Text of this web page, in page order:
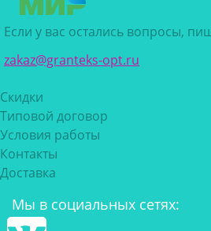
Если у вас остались вопросы,
zakaz@granteks-opt.ru
Скидки
Типовой договор
Условия работы
Контакты
Доставка
Мы в социальных сетях: